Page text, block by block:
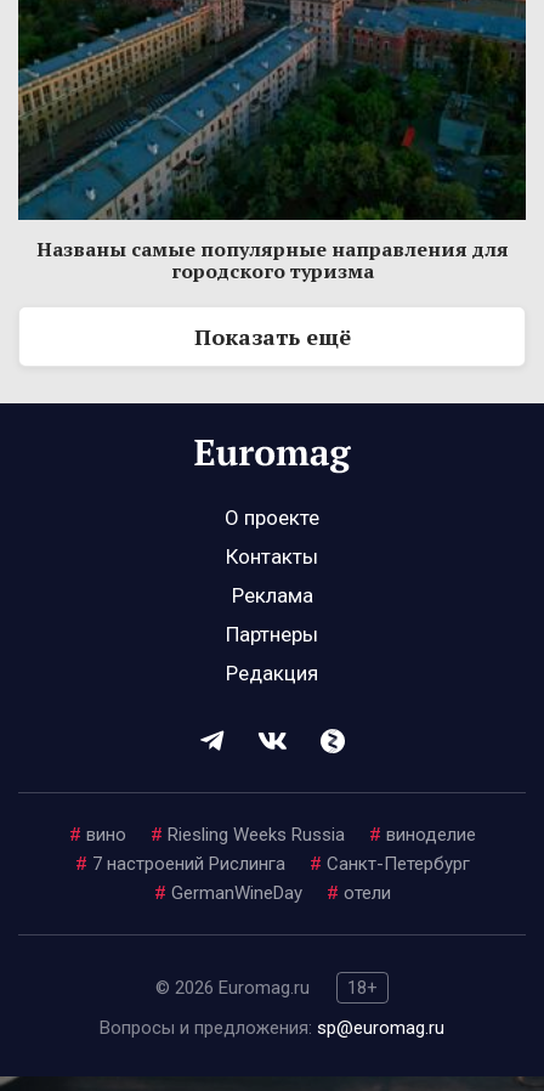
Названы самые популярные направления для
городского туризма
Показать ещё
О проекте
Контакты
Реклама
Партнеры
Редакция
# вино # Riesling Weeks Russia # виноделие
# 7 настроений Рислинга # Санкт-Петербург
# GermanWineDay # отели
© 2026 Euromag.ru
18+
Вопросы и предложения: sp@euromag.ru